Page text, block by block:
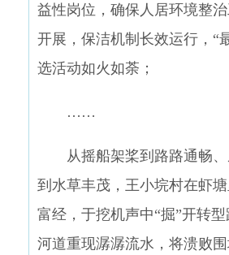
益性岗位，确保人居环境整
开展，保洁机制长效运行，“
选活动如火如荼；
……
从摇船架桨到路路通畅
到水草丰茂，王小垸村在虾
富经，于挖机声中“掘”开转
河道重现潺潺流水，将溃败